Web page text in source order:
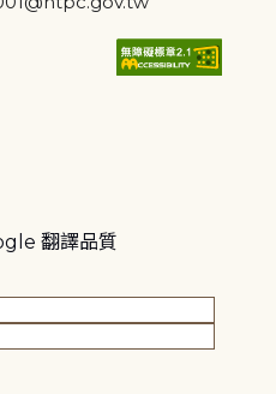
翻譯品質